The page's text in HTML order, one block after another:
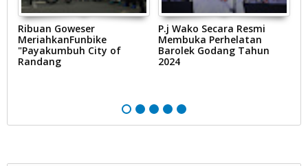
Ribuan Goweser
MeriahkanFunbike
"Payakumbuh City of
Randang
P.j Wako Secara Resmi
Membuka Perhelatan
Barolek Godang Tahun
2024